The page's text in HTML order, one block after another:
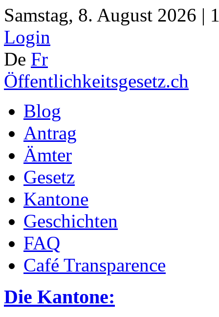
Samstag, 8. August 2026 |
Login
De Fr
Öffentlichkeitsgesetz.ch
Blog
Antrag
Ämter
Gesetz
Kantone
Geschichten
FAQ
Café Transparence
Die Kantone: